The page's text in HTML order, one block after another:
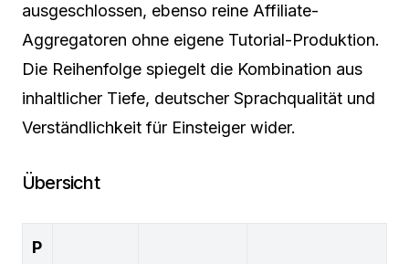
ausgeschlossen, ebenso reine Affiliate-
Aggregatoren ohne eigene Tutorial-Produktion.
Die Reihenfolge spiegelt die Kombination aus
inhaltlicher Tiefe, deutscher Sprachqualität und
Verständlichkeit für Einsteiger wider.
Übersicht
P